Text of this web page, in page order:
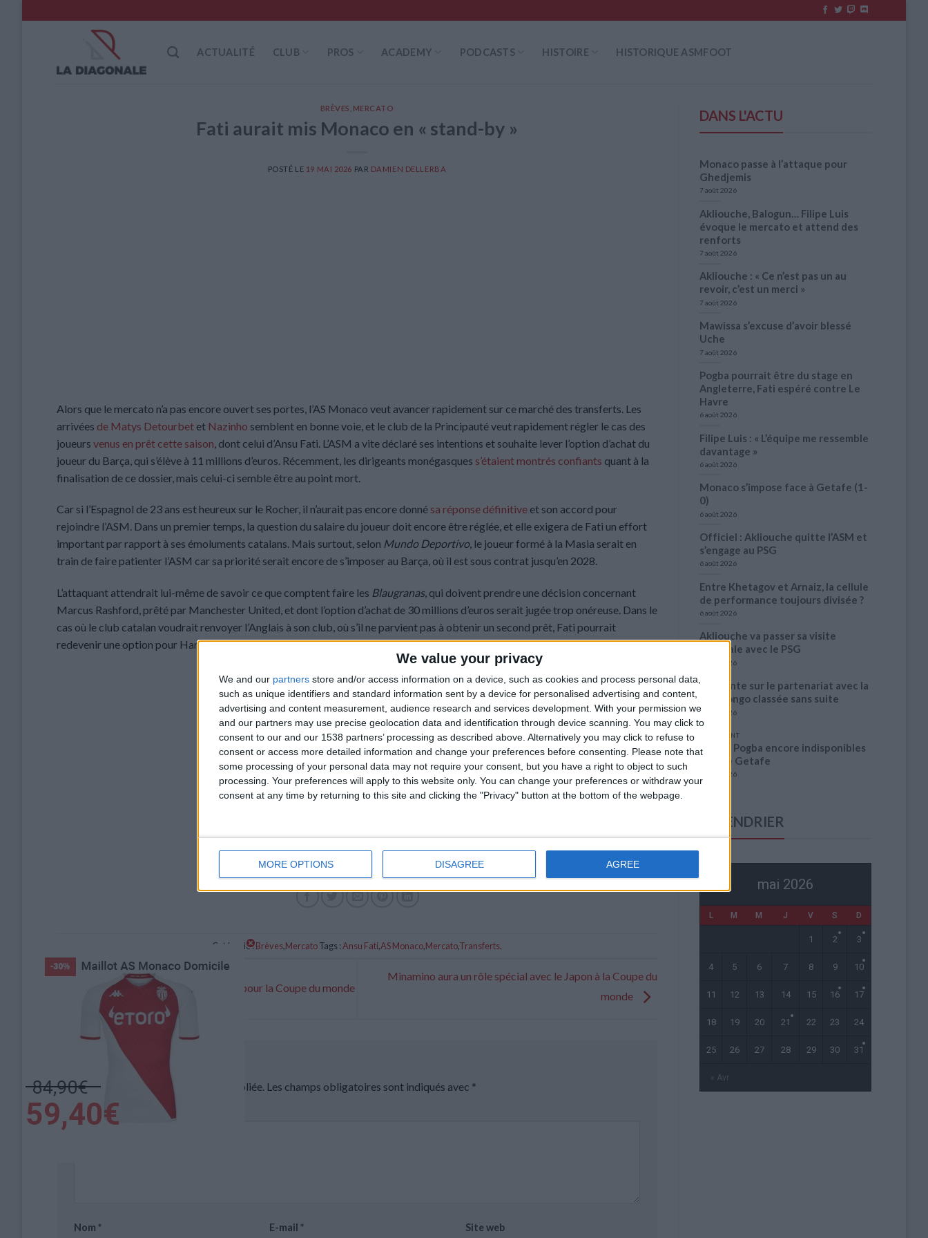
We value your privacy
We and our partners store and/or access information on a device, such as cookies and process personal data,
such as unique identifiers and standard information sent by a device for personalised advertising and content,
advertising and content measurement, audience research and services development. With your permission we
and our partners may use precise geolocation data and identification through device scanning. You may click to
consent to our and our 1538 partners’ processing as described above. Alternatively you may click to refuse to
consent or access more detailed information and change your preferences before consenting.
Please note that
some processing of your personal data may not require your consent, but you have a right to object to such
processing. Your preferences will apply to this website only. You can change your preferences or withdraw your
consent at any time by returning to this site and clicking the "Privacy" button at the bottom of the webpage.
MORE OPTIONS DISAGREE AGREE
to
ACTUALITÉ CLUB PROS ACADEMY PODCASTS HISTOIRE HISTORIQUE ASMFOOT
BRÈVES MERCATO
Fati aurait mis Monaco en « stand-by »
POSTÉ LE 19 MAI 2026 PAR DAMIEN DELLERBA
Alors que le mercato n’a pas encore ouvert ses portes, l’AS Monaco veut avancer rapidement sur ce marché des transferts. Les
arrivées de Matys Detourbet et Nazinho semblent en bonne voie, et le club de la Principauté veut rapidement régler le cas des
joueurs venus en prêt cette saison , dont celui d’Ansu Fati. L’ASM a vite déclaré ses intentions et souhaite lever l’option d’achat du
joueur du Barça, qui s’élève à 11 millions d’euros. Récemment, les dirigeants monégasques s’étaient montrés confiants quant à la
finalisation de ce dossier, mais celui-ci semble être au point mort.
Car si l’Espagnol de 23 ans est heureux sur le Rocher, il n’aurait pas encore donné sa réponse définitive et son accord pour
rejoindre l’ASM. Dans un premier temps, la question du salaire du joueur doit encore être réglée, et elle exigera de Fati un effort
important par rapport à ses émoluments catalans. Mais surtout, selon Mundo Deportivo, le joueur formé à la Masia serait en
train de faire patienter l’ASM car sa priorité serait encore de s’imposer au Barça, où il est sous contrat jusqu’en 2028.
L’attaquant attendrait lui-même de savoir ce que comptent faire les Blaugranas, qui doivent prendre une décision concernant
Marcus Rashford, prêté par Manchester United, et dont l’option d’achat de 30 millions d’euros serait jugée trop onéreuse. Dans le
cas où le club catalan voudrait renvoyer l’Anglais à son club, où s’il ne parvient pas à obtenir un second prêt, Fati pourrait
redevenir une option pour Hansi Flick. Et le temps que tout cela se dénoue, Monaco attend.
Catégorie :Brèves,MercatoTags :Ansu Fati,AS Monaco,Mercato,Transferts.
Zakaria sélectionné avec la Suisse pour la Coupe du monde
Minamino aura un rôle spécial avec le Japon à la Coupe du
monde
Laisser un commentaire
Votre adresse e-mail ne sera pas publiée. Les champs obligatoires sont indiqués avec *
Commentaire
Nom * E-mail* Site web
DANS L'ACTU
Monaco passe à l’attaque pour
Ghedjemis
7 août 2026
Akliouche, Balogun… Filipe Luis
évoque le mercato et attend des
renforts
7 août 2026
Akliouche : « Ce n’est pas un au
revoir, c’est un merci »
7 août 2026
Mawissa s’excuse d’avoir blessé
Uche
7 août 2026
Pogba pourrait être du stage en
Angleterre, Fati espéré contre Le
Havre
6 août 2026
Filipe Luis : « L’équipe me ressemble
davantage »
6 août 2026
Monaco s’impose face à Getafe (1-
0)
6 août 2026
Officiel : Akliouche quitte l’ASM et
s’engage au PSG
6 août 2026
Entre Khetagov et Arnaiz, la cellule
de performance toujours divisée ?
6 août 2026
Akliouche va passer sa visite
médicale avec le PSG
6 août 2026
La plainte sur le partenariat avec la
R.D. Congo classée sans suite
6 août 2026
1 COMMENT
Fati et Pogba encore indisponibles
contre Getafe
6 août 2026
CALENDRIER
mai 2026
L M M J V S D
« Avr
1 2 3
4 5 6 7 8 9 10
11 12 13 14 15 16 17
18 19 20 21 22 23 24
25 26 27 28 29 30 31